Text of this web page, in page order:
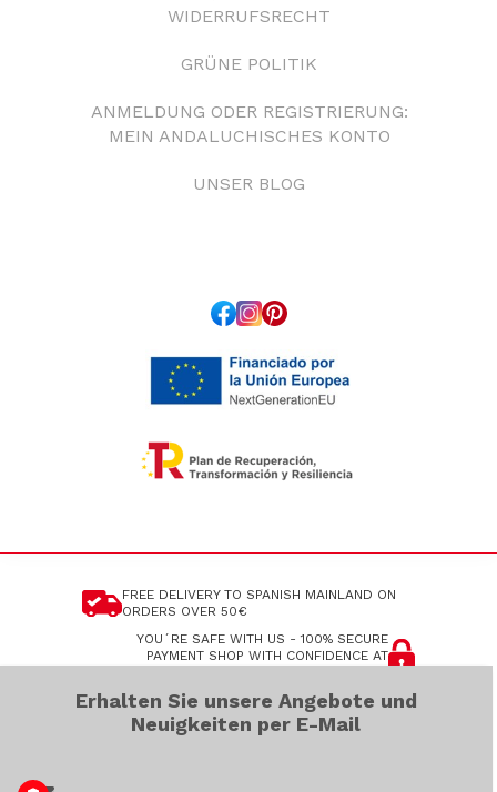
WIDERRUFSRECHT
GRÜNE POLITIK
ANMELDUNG ODER REGISTRIERUNG:
MEIN ANDALUCHISCHES KONTO
UNSER BLOG
FREE DELIVERY TO SPANISH MAINLAND ON
ORDERS OVER 50€
YOU´RE SAFE WITH US - 100% SECURE
PAYMENT SHOP WITH CONFIDENCE AT
ALL ORDERS ARE SENT INSURED SHOP AT
ANDALUCHIC WITH PEACE OF MIND
COPYRIGHT ANDALUCHIC.COM © 2026 ALLE RECHTE VORBEHALTEN
Erhalten Sie unsere Angebote und
Neuigkeiten per E-Mail